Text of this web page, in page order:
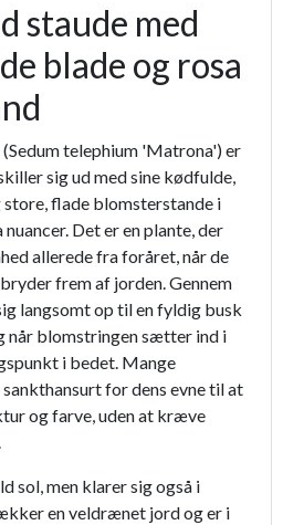
staude med
blade og rosa
telephium 'Matrona') er
sig ud med sine kødfulde,
flade blomsterstande i
Det er en plante, der
allerede fra foråret, når de
frem af jorden. Gennem
langsomt op til en fyldig busk
når blomstringen sætter ind i
i bedet. Mange
for dens evne til at
og farve, uden at kræve
sol, men klarer sig også i
en veldrænet jord og er i